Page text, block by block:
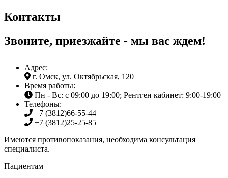
Контакты
Звоните, приезжайте - мы вас ждем!
Адрес:
г. Омск, ул. Октябрьская, 120
Время работы:
Пн - Вс: с 09:00 до 19:00; Рентген кабинет: 9:00-19:00
Телефоны:
+7 (3812)66-55-44
+7 (3812)25-25-85
Имеются противопоказания, необходима консультация
специалиста.
Пациентам